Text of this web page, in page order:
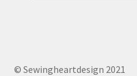
© Sewingheartdesign 2021